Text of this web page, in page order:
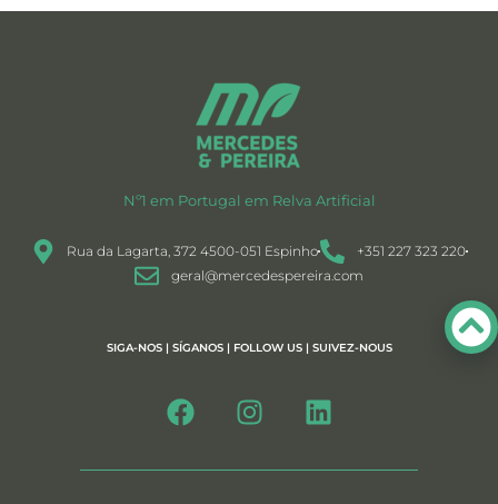
Nº1 em Portugal em Relva Artificial
Rua da Lagarta, 372 4500-051 Espinho
+351 227 323 220
geral@mercedespereira.com
SIGA-NOS | SÍGANOS | FOLLOW US | SUIVEZ-NOUS